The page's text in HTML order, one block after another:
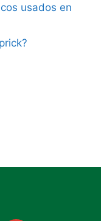
usados en